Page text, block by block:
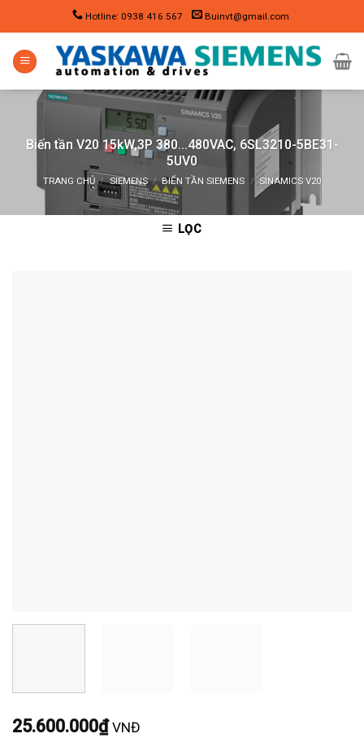
content
Hotline: 0938 416 567 Buinvt@gmail.com
Biến tần V20 15kW,3P 380…480VAC, 6SL3210-5BE31-
5UV0
TRANG CHỦ / SIEMENS / BIẾN TẦN SIEMENS / SINAMICS V20
LỌC
25.600.000₫ VNĐ